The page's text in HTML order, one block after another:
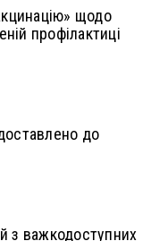
щодо
профілактиці
до
з важкодоступних